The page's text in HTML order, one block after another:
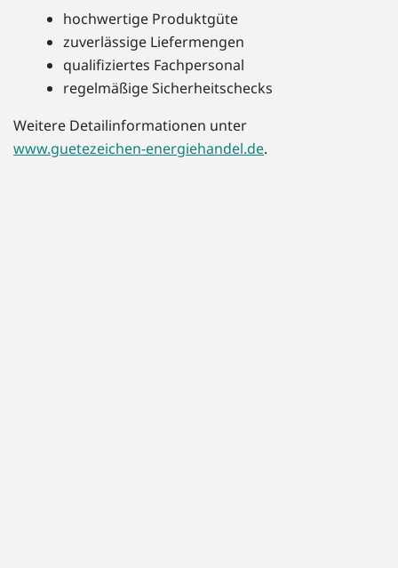
hochwertige Produktgüte
zuverlässige Liefermengen
qualifiziertes Fachpersonal
regelmäßige Sicherheitschecks
Weitere Detailinformationen unter
www.guetezeichen-energiehandel.de.